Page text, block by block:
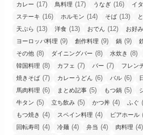
カレー (17) 鳥料理 (17) うなぎ (16) イ
ステーキ (16) ホルモン (14) そば (13)
天ぷら (13) 洋食 (13) おでん (12) お好
ヨーロッパ料理 (9) 創作料理 (9) 鍋 (9)
その他 (8) ダイニングバー (8) 水炊き (8)
韓国料理 (8) カフェ (7) バー (7) フレン
焼きそば (7) カレーうどん (6) バル (6)
馬肉料理 (6) まとめ記事 (5) もつ鍋 (5)
牛タン (5) 立ち飲み (5) かつ丼 (4) ふぐ
もつ焼き (4) スペイン料理 (4) ビアホール
回転寿司 (4) 冷麺 (4) 弁当 (4) 肉料理 (4)